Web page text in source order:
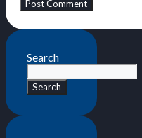
Search
Search